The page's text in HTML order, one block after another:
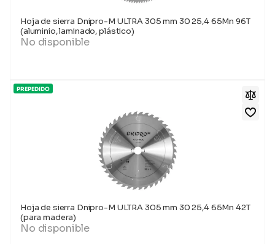
Hoja de sierra Dnipro-M ULTRA 305 mm 30 25,4 65Mn 96T
(aluminio, laminado, plástico)
No disponible
PREPEDIDO
Hoja de sierra Dnipro-M ULTRA 305 mm 30 25,4 65Mn 42T
(para madera)
No disponible